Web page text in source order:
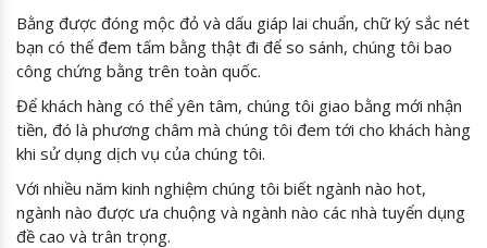
Bằng được đóng mộc đỏ và dấu giáp lai chuẩn, chữ ký sắc nét
bạn có thể đem tấm bằng thật đi để so sánh, chúng tôi bao
công chứng bằng trên toàn quốc.
Để khách hàng có thể yên tâm, chúng tôi giao bằng mới nhận
tiền, đó là phương châm mà chúng tôi đem tới cho khách hàng
khi sử dụng dịch vụ của chúng tôi.
Với nhiều năm kinh nghiệm chúng tôi biết ngành nào hot,
ngành nào được ưa chuộng và ngành nào các nhà tuyển dụng
đề cao và trân trọng.